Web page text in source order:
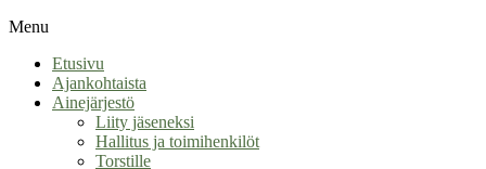
Menu
Etusivu
Ajankohtaista
Ainejärjestö
Liity jäseneksi
Hallitus ja toimihenkilöt
Torstille